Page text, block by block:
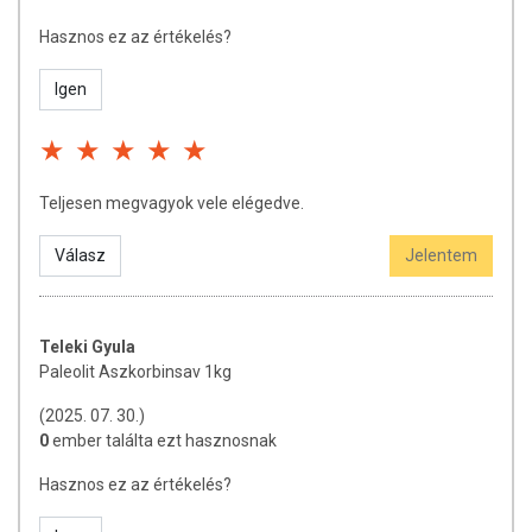
tulajdonítani.
egészséges életmódot! A termék nem gyógyít betegségeket! A termék
használatát beszélje meg kezelőorvosával. Az ajánlott napi
Hasznos ez az értékelés?
Igen
Teljesen megvagyok vele elégedve.
Válasz Jelentem
Teleki Gyula
Paleolit Aszkorbinsav 1kg
(2025. 07. 30.)
0ember találta ezt hasznosnak
Hasznos ez az értékelés?